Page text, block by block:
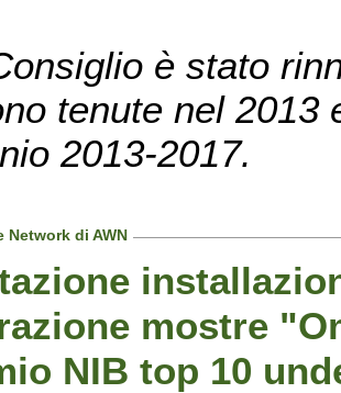
è stato
tenute nel 2013
2013-2017.
Network di AWN
mostre
NIB top 10